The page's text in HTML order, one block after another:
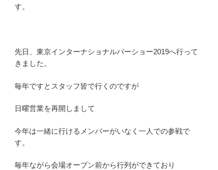
す。
先日、東京インターナショナルバーショー2019へ行って
きました。
毎年ですとスタッフ皆で行くのですが
日曜営業を再開しまして
今年は一緒に行けるメンバーがいなく一人での参戦で
す。
毎年ながら会場オープン前から行列ができており